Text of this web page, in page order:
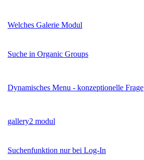
Welches Galerie Modul
Suche in Organic Groups
Dynamisches Menu - konzeptionelle Frage
gallery2 modul
Suchenfunktion nur bei Log-In